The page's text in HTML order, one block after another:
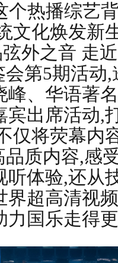
个热播综艺
文化焕发新
外之音 走
第5期活动
峰、华语著
宾出席活动,
仅将荧幕内
质内容,感
听体验,还从
界超高清视
力国乐走得